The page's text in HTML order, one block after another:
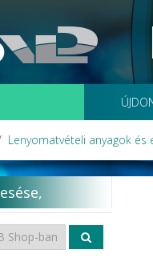
Lenyomatvételi anyagok és